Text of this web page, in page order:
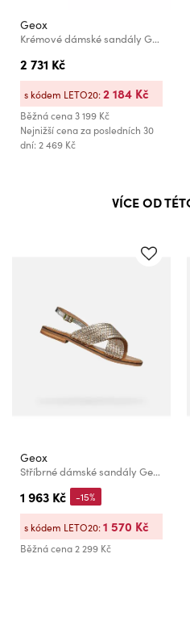
Geox
Krémové dámské sandály Geox Adacter S B
2 731 Kč
Běžná cena3 199 Kč
Nejnižší cena za posledních 30
dní: 2 469 Kč
s kódem LETO20:2 184 Kč
VÍCE OD
Geox
Stříbrné dámské sandály Geox Maddalusiac
1 963 Kč
Běžná cena2 299 Kč
-15%
s kódem LETO20:1 570 Kč